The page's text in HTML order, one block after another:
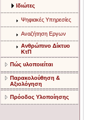
Ιδιώτες
Ψηφιακές Υπηρεσίες
Αναζήτηση Εργων
Ανθρώπινο Δίκτυο
ΚτΠ
Πώς υλοποιείται
Παρακολούθηση &
Αξιολόγηση
Πρόοδος Υλοποίησης